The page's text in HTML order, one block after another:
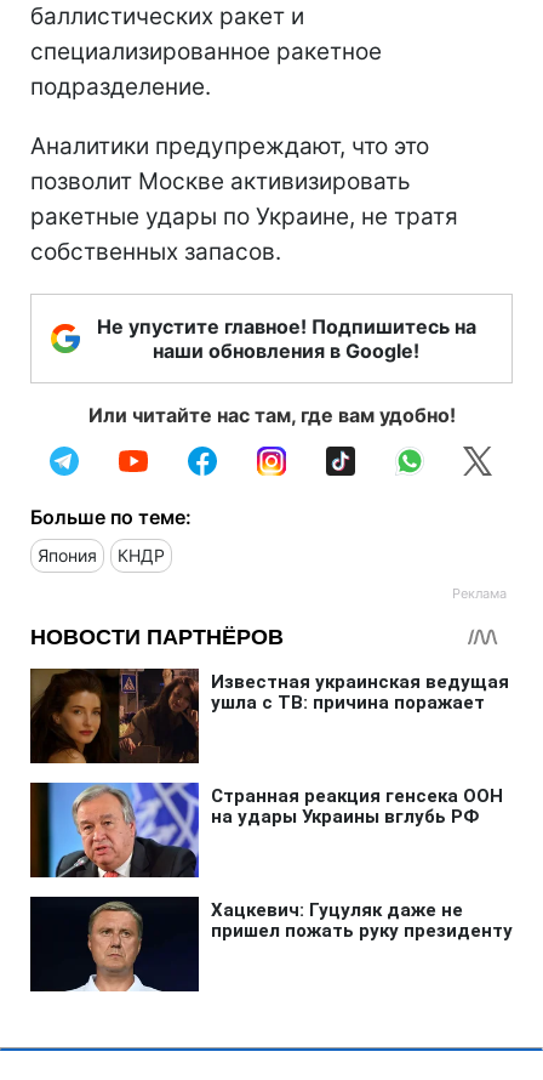
баллистических ракет и
специализированное ракетное
подразделение.
Аналитики предупреждают, что это
позволит Москве активизировать
ракетные удары по Украине, не тратя
собственных запасов.
Не упустите главное! Подпишитесь на
наши обновления в Google!
Или читайте нас там, где вам удобно!
Больше по теме:
Япония КНДР